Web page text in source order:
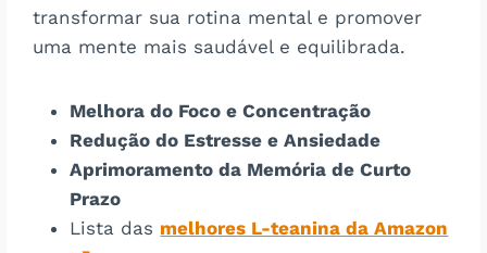
transformar sua rotina mental e promover
uma mente mais saudável e equilibrada.
Melhora do Foco e Concentração
Redução do Estresse e Ansiedade
Aprimoramento da Memória de Curto
Prazo
Lista das melhores L-teanina da Amazon